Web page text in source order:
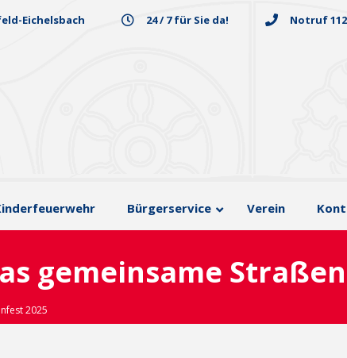
Eichelsbach 24 / 7 für Sie da! Notruf 112
Bürgerservice Verein
gemeinsame
2025